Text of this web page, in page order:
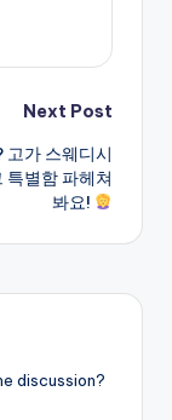
Next Post
고가 스웨디시
특별함 파헤쳐
봐요!
discussion?